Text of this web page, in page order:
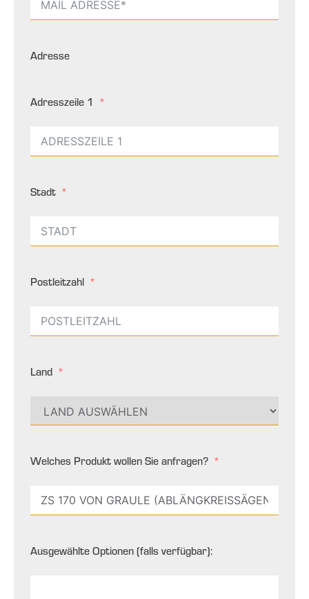
Adresse
Adresszeile 1
Stadt
Postleitzahl
Land
Welches Produkt wollen Sie anfragen?
Ausgewählte Optionen (falls verfügbar):